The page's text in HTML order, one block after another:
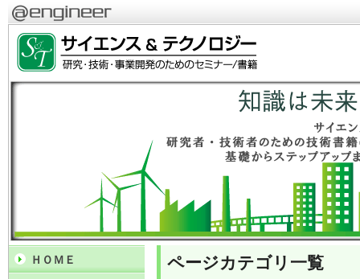
ページカテゴリ一覧
ＨＯＭＥ